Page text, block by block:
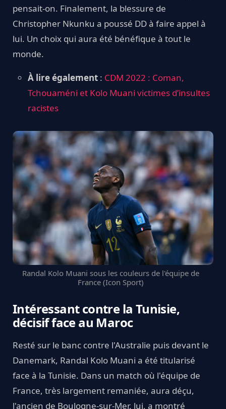
pensait-on. Finalement, la blessure de
Christopher Nkunku a poussé DD à faire appel à
lui. Un choix qui aura été bénéfique à tout le
monde.
À lire également : CDM 2022 : Coman,
Tchouaméni et Kolo Muani victimes d’insultes
racistes
Randal Kolo Muani sous les couleurs de l'équipe de
France (Icon Sport)
Intéressant contre la Tunisie,
décisif face au Maroc
Resté sur le banc contre l'Australie puis devant le
Danemark, Randal Kolo Muani a été titularisé
face à la Tunisie. Dans un match où l'équipe de
France, très largement remaniée, aura déçu,
l'ancien de Boulogne-sur-Mer, lui, a montré